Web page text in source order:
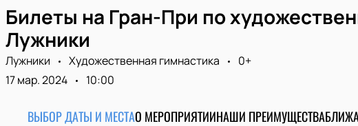
Билеты на Гран-При по
Лужники
Лужники Художественная гимнастика
0+
17 мар. 2024
10:00
ВЫБОР ДАТЫ И МЕСТАО МЕРОПРИЯТИИНАШИ ПРЕИМУЩЕСТВА